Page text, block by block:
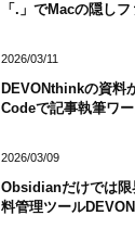
「.」でMacの隠し
2026/03/11
DEVONthinkの資料
Codeで記事執筆ワ
2026/03/09
Obsidianだけでは限
料管理ツール